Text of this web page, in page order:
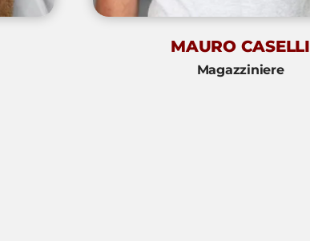
MAURO CASELLI
Magazziniere